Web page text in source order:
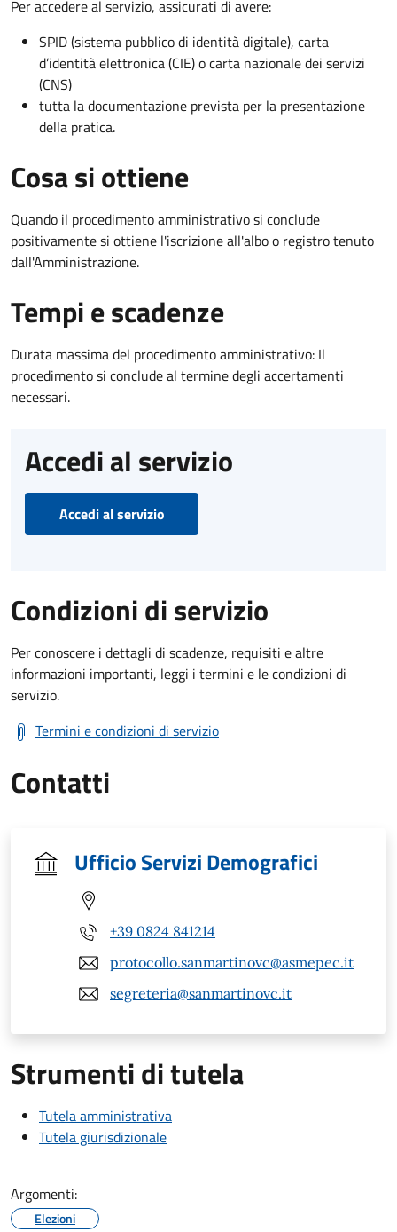
Per accedere al servizio, assicurati di avere:
SPID (sistema pubblico di identità digitale), carta
d’identità elettronica (CIE) o carta nazionale dei servizi
(CNS)
tutta la documentazione prevista per la presentazione
della pratica.
Cosa si ottiene
Quando il procedimento amministrativo si conclude
positivamente si ottiene l'iscrizione all'albo o registro tenuto
dall'Amministrazione.
Tempi e scadenze
Durata massima del procedimento amministrativo: Il
procedimento si conclude al termine degli accertamenti
necessari.
Accedi al servizio
Accedi al servizio
Condizioni di servizio
Per conoscere i dettagli di scadenze, requisiti e altre
informazioni importanti, leggi i termini e le condizioni di
servizio.
Termini e condizioni di servizio
Contatti
Ufficio Servizi Demografici
+39 0824 841214
protocollo.sanmartinovc@asmepec.it
segreteria@sanmartinovc.it
Strumenti di tutela
Tutela amministrativa
Tutela giurisdizionale
Argomenti:
Elezioni